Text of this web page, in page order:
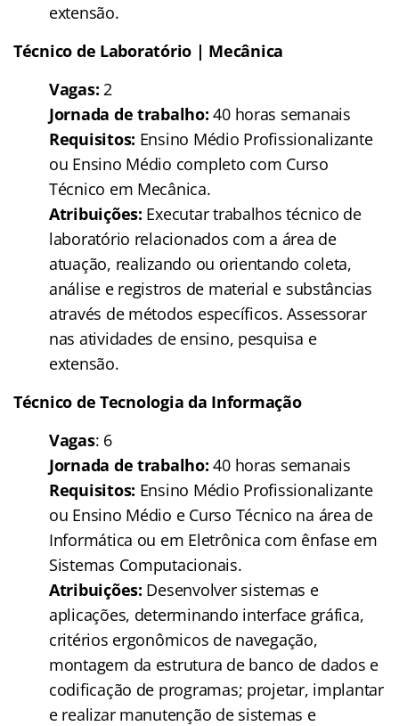
extensão.
Técnico de Laboratório | Mecânica
Vagas: 2
Jornada de trabalho: 40 horas semanais
Requisitos: Ensino Médio Profissionalizante
ou Ensino Médio completo com Curso
Técnico em Mecânica.
Atribuições: Executar trabalhos técnico de
laboratório relacionados com a área de
atuação, realizando ou orientando coleta,
análise e registros de material e substâncias
através de métodos específicos. Assessorar
nas atividades de ensino, pesquisa e
extensão.
Técnico de Tecnologia da Informação
Vagas: 6
Jornada de trabalho: 40 horas semanais
Requisitos: Ensino Médio Profissionalizante
ou Ensino Médio e Curso Técnico na área de
Informática ou em Eletrônica com ênfase em
Sistemas Computacionais.
Atribuições: Desenvolver sistemas e
aplicações, determinando interface gráfica,
critérios ergonômicos de navegação,
montagem da estrutura de banco de dados e
codificação de programas; projetar, implantar
e realizar manutenção de sistemas e